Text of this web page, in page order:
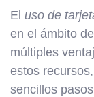
El uso de
en el ámbito
múltiples
estos
sencillos